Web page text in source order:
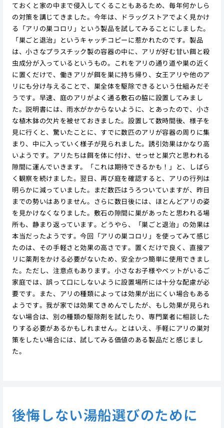
ておくと家の中まで侵入してくることもあるため、毎年何かしら
の対策を講じてきました。今年は、ドラッグストアでよく見かけ
る「アリの巣コロリ」という製品を試してみることにしました。
「巣ごと退治」というキャッチコピーに惹かれたのです。製品
は、小さなプラスチック製の容器の中に、アリが好む甘い餌と殺
虫成分が入っているというもの。これをアリの通り道や巣の近く
に置くだけで、働きアリが餌を巣に持ち帰り、女王アリや他のア
リにも分け与えることで、巣全体を駆除できるという仕組みだそ
うです。早速、庭のアリがよく通る敷石の脇に設置してみまし
た。説明書には、雨水がかからないように、とあったので、小さ
な植木鉢の欠片を被せておきました。設置して数時間後、様子を
見に行くと、驚いたことに、すでに数匹のアリが容器の周りに集
まり、中に入っていく様子が見られました。誘引効果はかなり高
いようです。アリたちは餌を体に付け、せっせと巣穴と思われる
隙間に運んでいきます。「これは期待できるかも！」と、しばら
く観察を続けました。翌日、再び庭を確認すると、アリの行列は
明らかに減っていました。まだ数匹はうろついていますが、昨日
までの勢いはありません。さらに数日後には、ほとんどアリの姿
を見かけなくなりました。敷石の隙間に巣があったと思われる場
所も、静まり返っています。どうやら、「巣ごと退治」の効果は
本当だったようです。今回「アリの巣コロリ」を使ってみて感じ
たのは、その手軽さと効果の高さです。置くだけで良く、直接ア
リに薬剤をかける必要がないため、安全かつ簡単に使用できまし
た。ただし、注意点もあります。小さなお子様やペットがいるご
家庭では、誤って口にしないように設置場所には十分な配慮が必
要です。また、アリの種類によっては効果が出にくい場合もある
ようです。我が家では効果てきめんでしたが、もし効果が見られ
ない場合は、別の種類の駆除剤を試したり、専門業者に相談した
りする必要があるかもしれません。とはいえ、手軽にアリの巣対
策をしたい場合には、試してみる価値のある製品だと感じまし
た。
後悔しない湯船選びのために